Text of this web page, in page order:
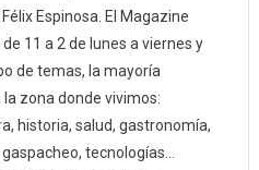
Espinosa. El Magazine
11 a 2 de lunes a viernes y
de temas, la mayoría
zona donde vivimos:
historia, salud, gastronomía,
tecnologías…